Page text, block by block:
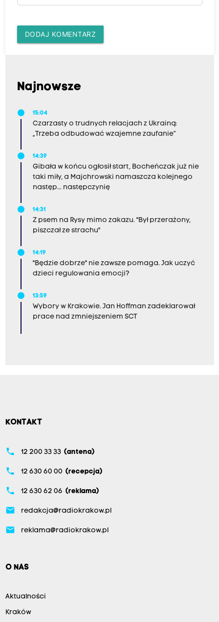
DODAJ KOMENTARZ
Najnowsze
15:04
Czarzasty o trudnych relacjach z Ukrainą:
„Trzeba odbudować wzajemne zaufanie”
14:39
Gibała w końcu ogłosił start, Bocheńczak już nie
taki miły, a Majchrowski namaszcza kolejnego
następ... następczynię
14:31
Z psem na Rysy mimo zakazu. "Był przerażony,
piszczał ze strachu"
14:19
"Będzie dobrze" nie zawsze pomaga. Jak uczyć
dzieci regulowania emocji?
13:59
Wybory w Krakowie. Jan Hoffman zadeklarował
prace nad zmniejszeniem SCT
KONTAKT
phone 12 200 33 33 (antena)
phone 12 630 60 00 (recepcja)
phone 12 630 62 06 (reklama)
email redakcja@radiokrakow.pl
email reklama@radiokrakow.pl
O NAS
Aktualności
Kraków